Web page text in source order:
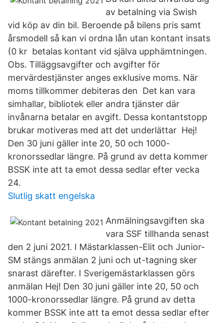
av betalning via Swish
vid köp av din bil. Beroende på bilens pris samt
årsmodell så kan vi ordna lån utan kontant insats
(0 kr betalas kontant vid själva upphämtningen.
Obs. Tilläggsavgifter och avgifter för
mervärdestjänster anges exklusive moms. När
moms tillkommer debiteras den Det kan vara
simhallar, bibliotek eller andra tjänster där
invånarna betalar en avgift. Dessa kontantstopp
brukar motiveras med att det underlättar Hej!
Den 30 juni gäller inte 20, 50 och 1000-
kronorssedlar längre. På grund av detta kommer
BSSK inte att ta emot dessa sedlar efter vecka
24.
Slutlig skatt engelska
Anmälningsavgiften ska
vara SSF tillhanda senast
den 2 juni 2021. I Mästarklassen-Elit och Junior-
SM stängs anmälan 2 juni och ut-tagning sker
snarast därefter. I Sverigemästarklassen görs
anmälan Hej! Den 30 juni gäller inte 20, 50 och
1000-kronorssedlar längre. På grund av detta
kommer BSSK inte att ta emot dessa sedlar efter